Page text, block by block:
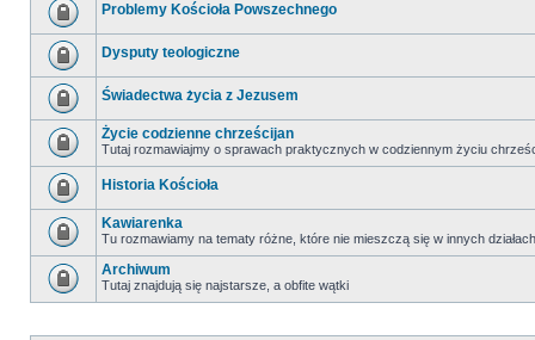
Problemy Kościoła Powszechnego
Dysputy teologiczne
Świadectwa życia z Jezusem
Życie codzienne chrześcijan
Tutaj rozmawiajmy o sprawach praktycznych w codziennym życiu
Historia Kościoła
Kawiarenka
Tu rozmawiamy na tematy różne, które nie mieszczą się w innych działach
Archiwum
Tutaj znajdują się najstarsze, a obfite wątki